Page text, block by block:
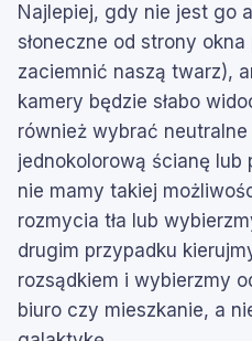
Najlepiej, gdy nie jest go
słoneczne od strony
zaciemnić naszą twarz),
kamery będzie słabo
również wybrać neutralne
jednokolorową ścianę lub
nie mamy takiej
rozmycia tła lub
drugim przypadku
rozsądkiem i wybierzmy
biuro czy mieszkanie, a